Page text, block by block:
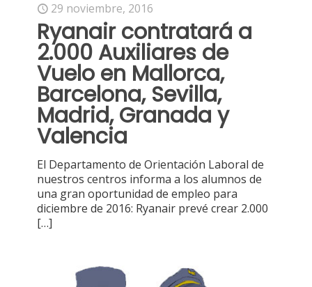
29 noviembre, 2016
Ryanair contratará a
2.000 Auxiliares de
Vuelo en Mallorca,
Barcelona, Sevilla,
Madrid, Granada y
Valencia
El Departamento de Orientación Laboral de
nuestros centros informa a los alumnos de
una gran oportunidad de empleo para
diciembre de 2016: Ryanair prevé crear 2.000
[…]